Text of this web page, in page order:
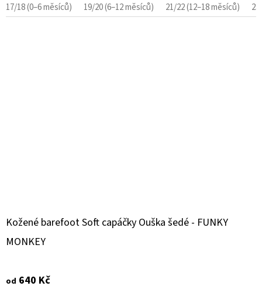
17/18 (0–6 měsíců) 19/20 (6–12 měsíců) 21/22 (12–18 měsíců)
Kožené barefoot Soft capáčky Ouška šedé - FUNKY
MONKEY
od 640 Kč